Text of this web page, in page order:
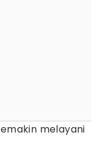
melayani